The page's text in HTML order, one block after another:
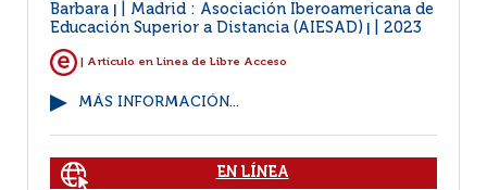
Barbara
Madrid : Asociación Iberoamericana de
Educación Superior a Distancia (AIESAD)
2023
| Artículo en Linea de Libre Acceso
MÁS INFORMACIÓN...
EN LÍNEA